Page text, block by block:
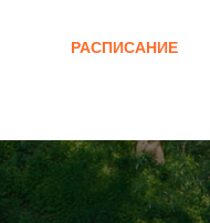
РАСПИСАНИЕ